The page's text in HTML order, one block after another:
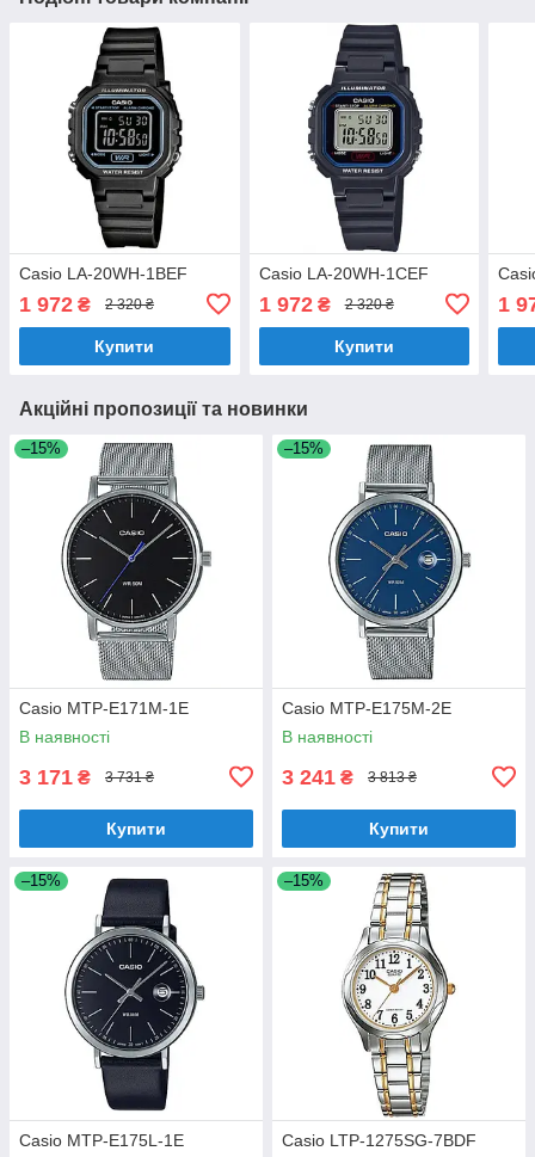
Casio LA-20WH-1BEF
1 972 ₴ 2 320 ₴
Купити
Casio LA-20WH-1CEF
1 972₴ 2 320 ₴
Купити
1
Акційні пропозиції та новинки
–15%
Casio MTP-E171M-1E
В наявності
3 171 ₴ 3 731 ₴
Купити
–15%
Casio MTP-E175M-2E
В наявності
3 241 ₴ 3 813 ₴
Купити
–15%
Casio MTP-E175L-1E
–15%
Casio LTP-1275SG-7BDF